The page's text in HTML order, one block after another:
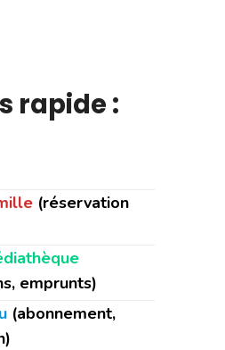
rapide :
(réservation
emprunts)
(abonnement,